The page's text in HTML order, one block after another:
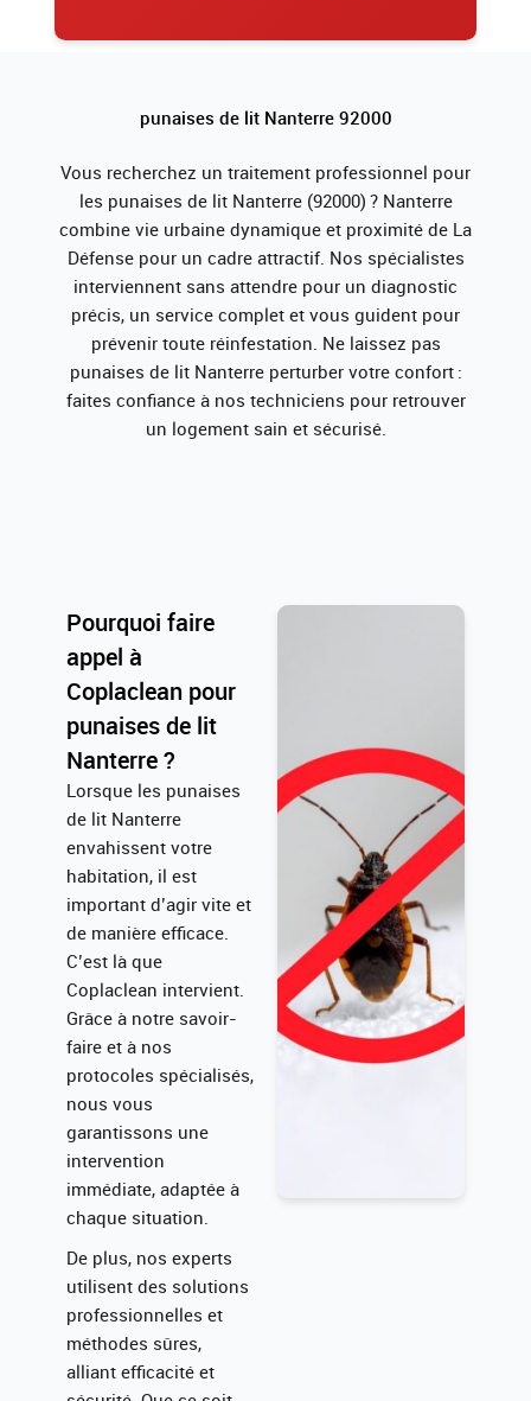
punaises de lit Nanterre 92000
Vous recherchez un traitement professionnel pour
les punaises de lit Nanterre (92000) ? Nanterre
combine vie urbaine dynamique et proximité de La
Défense pour un cadre attractif. Nos spécialistes
interviennent sans attendre pour un diagnostic
précis, un service complet et vous guident pour
prévenir toute réinfestation. Ne laissez pas
punaises de lit Nanterre perturber votre confort :
faites confiance à nos techniciens pour retrouver
un logement sain et sécurisé.
Pourquoi faire
appel à
Coplaclean pour
punaises de lit
Nanterre ?
Lorsque les punaises
de lit Nanterre
envahissent votre
habitation, il est
important d’agir vite et
de manière efficace.
C’est là que
Coplaclean intervient.
Grâce à notre savoir-
faire et à nos
protocoles spécialisés,
nous vous
garantissons une
intervention
immédiate, adaptée à
chaque situation.
De plus, nos experts
utilisent des solutions
professionnelles et
méthodes sûres,
alliant efficacité et